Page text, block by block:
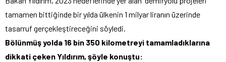
tamamen bittiğinde bir yılda ülkenin 1 milyar liranın üzerinde
tasarruf gerçekleştireceğini söyledi.
Bölünmüş yolda 16 bin 350 kilometreyi tamamladıklarına
dikkati çeken Yıldırım, şöyle konuştu: